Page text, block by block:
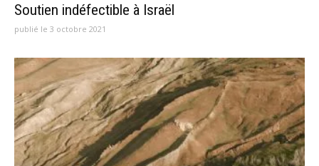
Soutien indéfectible à Israël
publié le 3 octobre 2021